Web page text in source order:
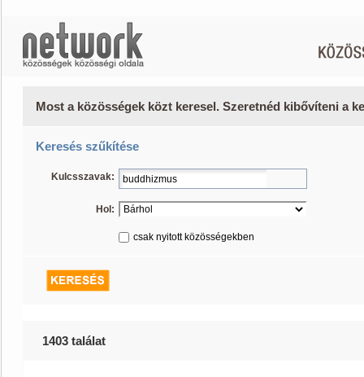
Most a közösségek közt keresel. Szeretnéd kibővíteni a
Keresés szűkítése
Kulcsszavak:
Hol:
csak nyitott közösségekben
1403 találat